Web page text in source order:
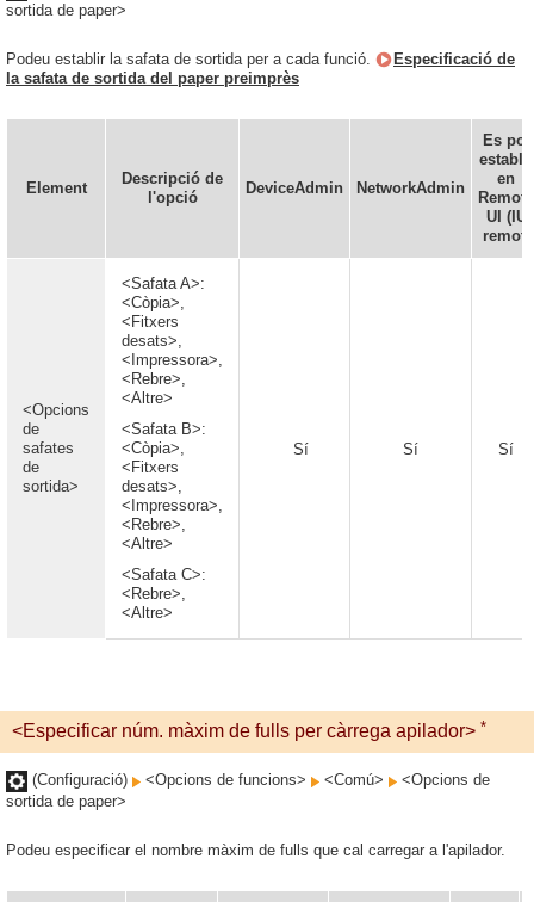
sortida de paper>
Podeu establir la safata de sortida per a cada funció.
Especificació de
la safata de sortida del paper preimprès
Element
Descripció de
l'opció
DeviceAdmin NetworkAdmin
Es pot
establir
en
Remote
UI (IU
remot)
<Opcions
de
safates
de
sortida>
<Safata A>:
<Còpia>,
<Fitxers
desats>,
<Impressora>,
<Rebre>,
<Altre>
<Safata B>:
<Còpia>,
<Fitxers
desats>,
<Impressora>,
<Rebre>,
<Altre>
<Safata C>:
<Rebre>,
<Altre>
Sí Sí Sí
<Especificar núm. màxim de fulls per càrrega apilador> *
(Configuració) <Opcions de funcions> <Comú>
<Opcions de
sortida de paper>
Podeu especificar el nombre màxim de fulls que cal carregar a l'apilador.